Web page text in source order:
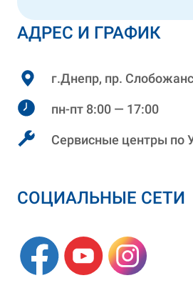
АДРЕС И ГРАФИК
г.Днепр, пр.
пн-пт 8:00 — 17:00
Сервисные центры по
СОЦИАЛЬНЫЕ СЕТИ